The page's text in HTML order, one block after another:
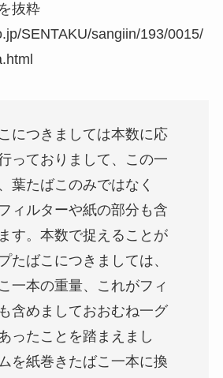
抜粋
SENTAKU/sangiin/193/0015/
につきましては本数に応
っておりまして、この一
葉たばこのみではなく
ィルターや紙の部分も含
す。本数で捉えることが
たばこにつきましては、
一本の重量、これがフィ
含めましておおむね一グ
ったことを踏まえまし
を紙巻きたばこ一本に換